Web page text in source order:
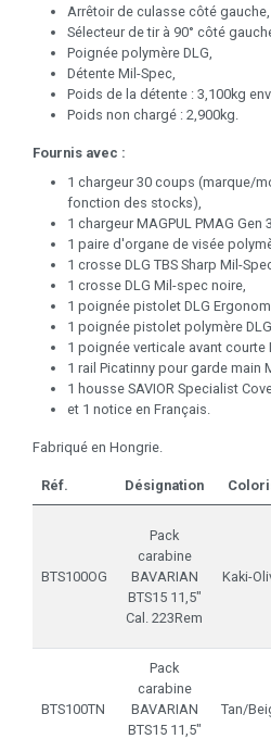
Arrêtoir de culasse côté gauche,
Sélecteur de tir à 90° côté
Poignée polymère DLG,
Détente Mil-Spec,
Poids de la détente : 3,100kg
Poids non chargé : 2,900kg.
Fournis avec :
1 chargeur 30 coups (marque/
fonction des stocks),
1 chargeur MAGPUL PMAG Gen
1 paire d'organe de visée
1 crosse DLG TBS Sharp Mil-
1 crosse DLG Mil-spec noire,
1 poignée pistolet DLG
1 poignée pistolet polymère
1 poignée verticale avant courte
1 rail Picatinny pour garde main
1 housse SAVIOR Specialist
et 1 notice en Français.
Fabriqué en Hongrie.
Réf. Désignation
BTS100OG
Pack
carabine
BAVARIAN
BTS15 11,5"
Cal. 223Rem
Kaki-
BTS100TN
Pack
carabine
BAVARIAN
BTS15 11,5"
Tan/